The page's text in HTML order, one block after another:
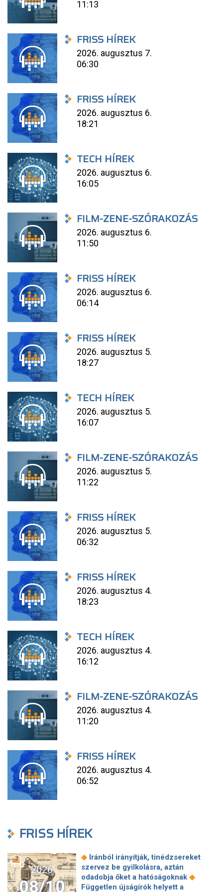
11:13
FRISS HÍREK
2026. augusztus 7.
06:30
FRISS HÍREK
2026. augusztus 6.
18:21
TECH HÍREK
2026. augusztus 6.
16:05
FILM-ZENE-SZÓRAKOZÁS
2026. augusztus 6.
11:50
FRISS HÍREK
2026. augusztus 6.
06:14
FRISS HÍREK
2026. augusztus 5.
18:27
TECH HÍREK
2026. augusztus 5.
16:07
FILM-ZENE-SZÓRAKOZÁS
2026. augusztus 5.
11:22
FRISS HÍREK
2026. augusztus 5.
06:32
FRISS HÍREK
2026. augusztus 4.
18:23
TECH HÍREK
2026. augusztus 4.
16:12
FILM-ZENE-SZÓRAKOZÁS
2026. augusztus 4.
11:20
FRISS HÍREK
2026. augusztus 4.
06:52
FRISS HÍREK
2026
08/10
◆ Iránból irányítják, tinédzsereket
szervez be gyilkolásra, aztán
odadobja őket a hatóságoknak ◆
Független újságírók helyett a